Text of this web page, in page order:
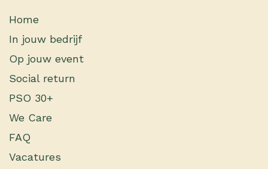
Home
In jouw bedrijf
Op jouw event
Social return
PSO 30+
We Care
FAQ
Vacatures